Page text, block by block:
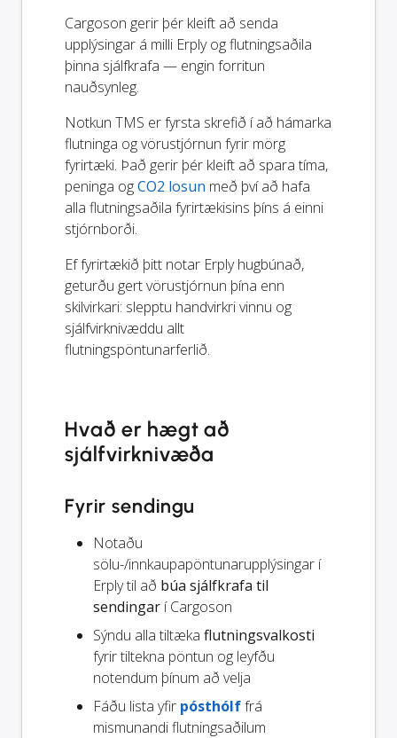
Cargoson gerir þér kleift að senda
upplýsingar á milli Erply og flutningsaðila
þinna sjálfkrafa — engin forritun
nauðsynleg.
Notkun TMS er fyrsta skrefið í að hámarka
flutninga og vörustjórnun fyrir mörg
fyrirtæki. Það gerir þér kleift að spara tíma,
peninga ogCO2 losun með því að hafa
alla flutningsaðila fyrirtækisins þíns á einni
stjórnborði.
Ef fyrirtækið þitt notar Erply hugbúnað,
geturðu gert vörustjórnun þína enn
skilvirkari: slepptu handvirkri vinnu og
sjálfvirknivæddu allt
flutningspöntunarferlið.
Hvað er hægt að
sjálfvirknivæða
Fyrir sendingu
Notaðu
sölu-/innkaupapöntunarupplýsingar í
Erply til að búa sjálfkrafa til
sendingar í Cargoson
Sýndu alla tiltæka flutningsvalkosti
fyrir tiltekna pöntun og leyfðu
notendum þínum að velja
Fáðu lista yfir pósthólffrá
mismunandi flutningsaðilum